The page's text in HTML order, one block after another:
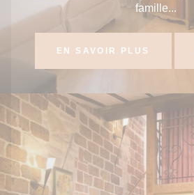
famille...
EN SAVOIR PLUS